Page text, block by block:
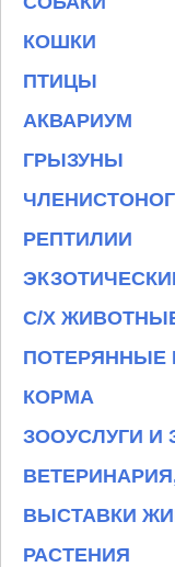
КОШКИ
ПТИЦЫ
АКВАРИУМ
ГРЫЗУНЫ
РЕПТИЛИИ
С/Х
ПОТЕРЯННЫЕ
КОРМА
ЗООУСЛУГИ И
ВЫСТАВКИ
РАСТЕНИЯ